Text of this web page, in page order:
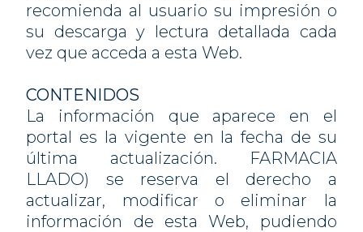
recomienda al usuario su impresión o
su descarga y lectura detallada cada
vez que acceda a esta Web.
CONTENIDOS
La información que aparece en el
portal es la vigente en la fecha de su
última actualización. FARMACIA
LLADO) se reserva el derecho a
actualizar, modificar o eliminar la
información de esta Web, pudiendo